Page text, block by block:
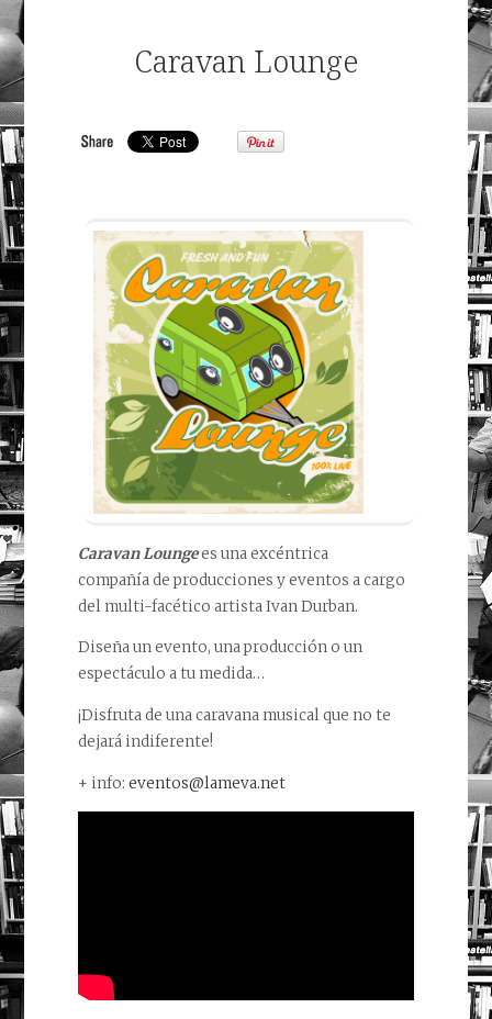
Caravan Lounge
Caravan Loungees una excéntrica
compañía de producciones y eventos a cargo
del multi-facético artista Ivan Durban.
Diseña un evento, una producción o un
espectáculo a tu medida…
¡Disfruta de una caravana musical que no te
dejará indiferente!
+ info: eventos@lameva.net